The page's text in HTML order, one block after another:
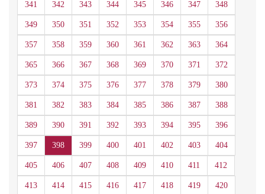
341 342 343 344 345 346 347 348
349 350 351 352 353 354 355 356
357 358 359 360 361 362 363 364
365 366 367 368 369 370 371 372
373 374 375 376 377 378 379 380
381 382 383 384 385 386 387 388
389 390 391 392 393 394 395 396
397 398 399 400 401 402 403 404
405 406 407 408 409 410 411 412
413 414 415 416 417 418 419 420